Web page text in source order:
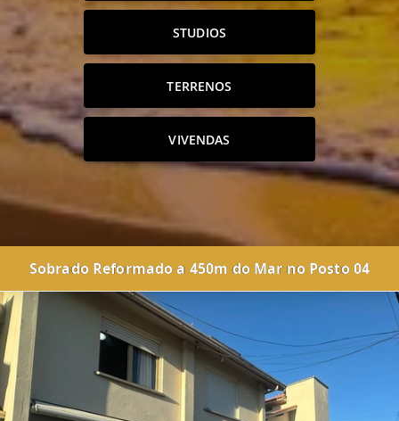
STUDIOS
TERRENOS
VIVENDAS
Sobrado Reformado a 450m do Mar no Posto 04